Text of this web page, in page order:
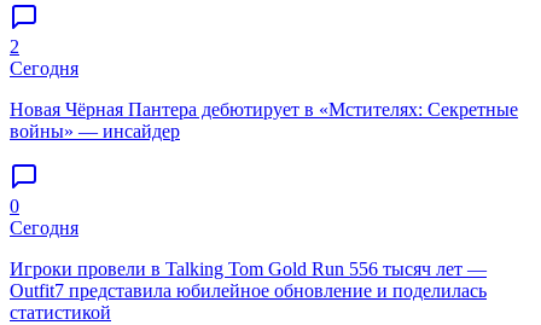
2
Сегодня
Новая Чёрная Пантера дебютирует в «Мстителях: Секретные
войны» — инсайдер
0
Сегодня
Игроки провели в Talking Tom Gold Run 556 тысяч лет —
Outfit7 представила юбилейное обновление и поделилась
статистикой